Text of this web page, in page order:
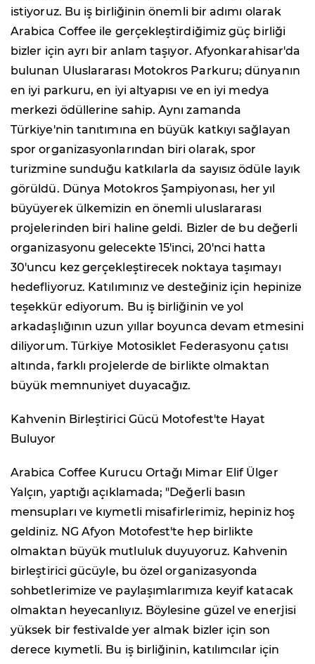
istiyoruz. Bu iş birliğinin önemli bir adımı olarak
Arabica Coffee ile gerçekleştirdiğimiz güç birliği
bizler için ayrı bir anlam taşıyor. Afyonkarahisar'da
bulunan Uluslararası Motokros Parkuru; dünyanın
en iyi parkuru, en iyi altyapısı ve en iyi medya
merkezi ödüllerine sahip. Aynı zamanda
Türkiye'nin tanıtımına en büyük katkıyı sağlayan
spor organizasyonlarından biri olarak, spor
turizmine sunduğu katkılarla da sayısız ödüle layık
görüldü. Dünya Motokros Şampiyonası, her yıl
büyüyerek ülkemizin en önemli uluslararası
projelerinden biri haline geldi. Bizler de bu değerli
organizasyonu gelecekte 15'inci, 20'nci hatta
30'uncu kez gerçekleştirecek noktaya taşımayı
hedefliyoruz. Katılımınız ve desteğiniz için hepinize
teşekkür ediyorum. Bu iş birliğinin ve yol
arkadaşlığının uzun yıllar boyunca devam etmesini
diliyorum. Türkiye Motosiklet Federasyonu çatısı
altında, farklı projelerde de birlikte olmaktan
büyük memnuniyet duyacağız.
Kahvenin Birleştirici Gücü Motofest'te Hayat
Buluyor
Arabica Coffee Kurucu Ortağı Mimar Elif Ülger
Yalçın, yaptığı açıklamada; "Değerli basın
mensupları ve kıymetli misafirlerimiz, hepiniz hoş
geldiniz. NG Afyon Motofest'te hep birlikte
olmaktan büyük mutluluk duyuyoruz. Kahvenin
birleştirici gücüyle, bu özel organizasyonda
sohbetlerimize ve paylaşımlarımıza keyif katacak
olmaktan heyecanlıyız. Böylesine güzel ve enerjisi
yüksek bir festivalde yer almak bizler için son
derece kıymetli. Bu iş birliğinin, katılımcılar için